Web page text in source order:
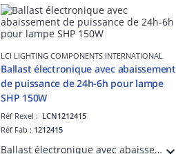
LCI LIGHTING COMPONENTS INTERNATIONAL
Ballast électronique avec abaissement
de puissance de 24h-6h pour lampe
SHP 150W
Réf Rexel : LCN1212415
Réf Fab : 1212415
Ballast électronique avec abaissement de puissance de 24h à 6h pour lampe sodium haute pression 150W.